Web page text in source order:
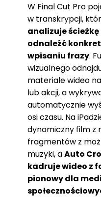
W Final Cut Pro
w transkrypcji,
analizuje
odnaleźć
wpisaniu frazy.
wizualnego
materiale wideo
lub akcji, a
automatycznie
osi czasu. Na
dynamiczny film z
fragmentów z
muzyki, aAuto
kadruje wideo z
pionowy dla